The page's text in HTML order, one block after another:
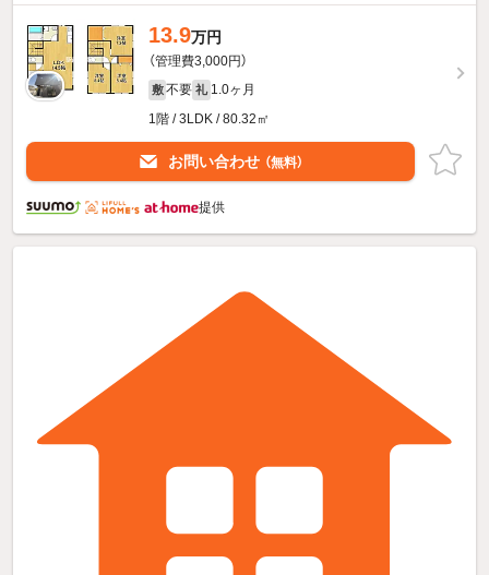
13.9万円
（管理費3,000円）
敷 不要 礼 1.0ヶ月
1階 / 3LDK / 80.32㎡
お問い合わせ （無料）
提供